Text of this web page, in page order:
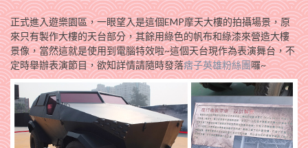
正式進入遊樂園區，一眼望入是這個EMP摩天大樓的拍攝場景，原
來只有製作大樓的天台部分，其餘用綠色的帆布和綠漆來營造大樓
景像，當然這就是使用到電腦特效啦~這個天台現作為表演舞台，不
定時舉辦表演節目，欲知詳情請隨時發落痞子英雄粉絲團囉~